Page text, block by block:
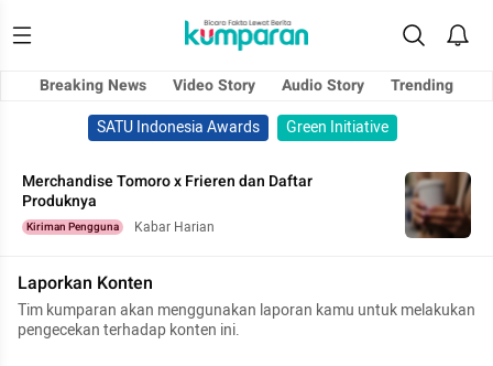
Breaking News Video Story Audio Story
Trending
SATU Indonesia Awards
Green Initiative
Merchandise Tomoro x Frieren dan Daftar
Produknya
Kiriman Pengguna Kabar Harian
Laporkan Konten
Tim kumparan akan menggunakan laporan kamu untuk melakukan
pengecekan terhadap konten ini.